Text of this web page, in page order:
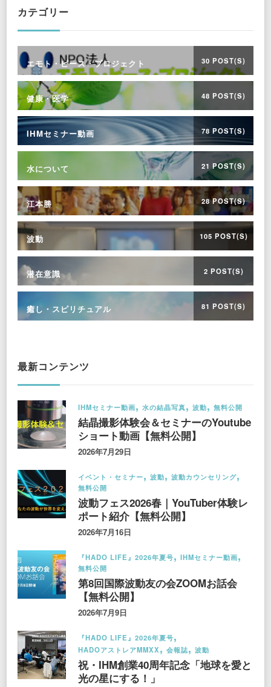
カテゴリー
エモト・ピース・プロジェクト 30 POST(S)
健康・医学 48 POST(S)
IHMセミナー動画 78 POST(S)
水について 21 POST(S)
江本勝 28 POST(S)
波動 105 POST(S)
潜在意識 2 POST(S)
癒し・スピリチュアル 81 POST(S)
最新コンテンツ
IHMセミナー動画 水の結晶写真 波動 無料公開
結晶撮影体験会＆セミナーのYoutube
ショート動画【無料公開】
2026年7月29日
イベント・セミナー 波動
波動カウンセリング
無料公開
波動フェス2026春｜YouTuber体験レ
ポート紹介【無料公開】
2026年7月16日
『HADO LIFE』2026年夏号
IHMセミナー動画
無料公開
第8回国際波動友の会ZOOMお話会
【無料公開】
2026年7月9日
『HADO LIFE』2026年夏号
HADOアストレアMMXX
会報誌 波動
祝・IHM創業40周年記念「地球を愛と
光の星にする！」